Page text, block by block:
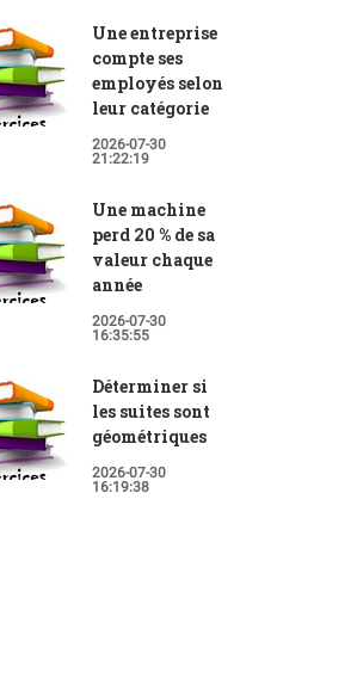
Une entreprise
compte ses
employés selon
leur catégorie
2026-07-30
21:22:19
Une machine
perd 20 % de sa
valeur chaque
année
2026-07-30
16:35:55
Déterminer si
les suites sont
géométriques
2026-07-30
16:19:38